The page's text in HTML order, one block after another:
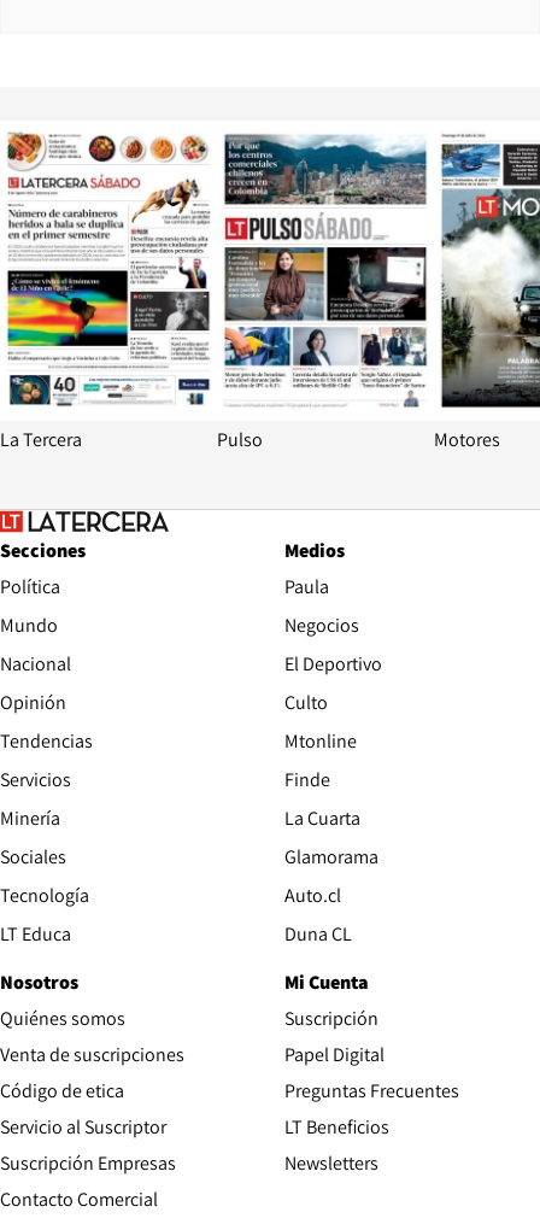
Opens in new window
La Tercera
Opens in
Pulso Motores
Secciones
Política
Mundo
Nacional
Opinión
Tendencias
Servicios
Minería
Sociales
Tecnología
LT Educa
Medios
Paula
Negocios
El Deportivo
Culto
Mtonline
Finde
La Cuarta
Glamorama
Auto.cl
Duna CL
Nosotros
Quiénes somos
Venta de suscripciones
Código de etica Opens in new window
Servicio al Suscriptor
Suscripción Empresas
Contacto Comercial
Mi Cuenta
Suscripción
Papel Digital
Preguntas Frecuentes
LT Beneficios
Newsletters